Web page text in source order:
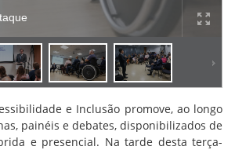
e Inclusão promove, ao longo
painéis e debates, disponibilizados de
e presencial. Na tarde desta terça-